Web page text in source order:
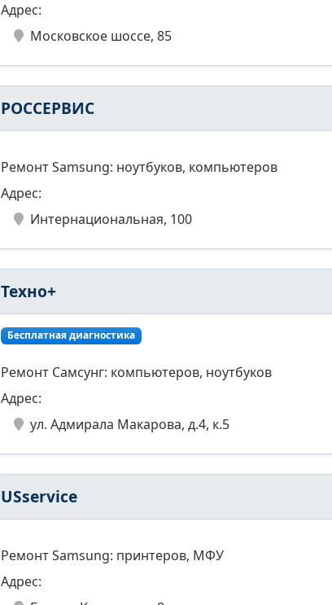
Адрес:
Московское шоссе, 85
РОССЕРВИС
Ремонт Samsung: ноутбуков, компьютеров
Адрес:
Интернациональная, 100
Техно+
Бесплатная диагностика
Ремонт Самсунг: компьютеров, ноутбуков
Адрес:
ул. Адмирала Макарова, д.4, к.5
USservice
Ремонт Samsung: принтеров, МФУ
Адрес: